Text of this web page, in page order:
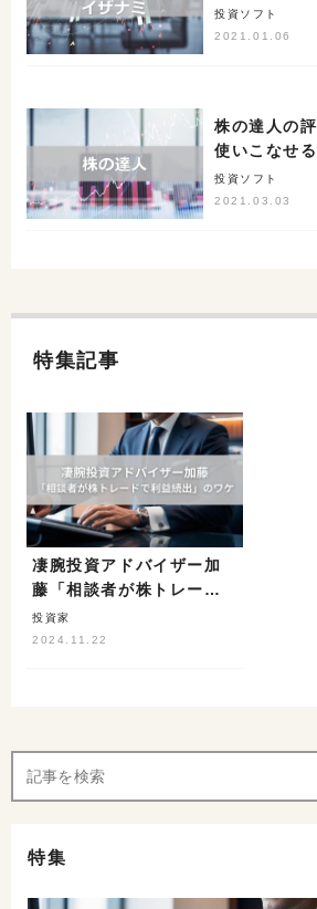
投資ソフト
2021.01.06
株の達人の
使いこなせ
投資ソフト
2021.03.03
特集記事
凄腕投資アドバイザー加
藤「相談者が株トレード
で利益続出」のワケ
投資家
2024.11.22
特集